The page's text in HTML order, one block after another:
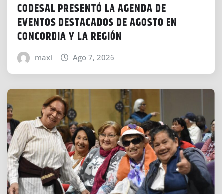
CODESAL PRESENTÓ LA AGENDA DE
EVENTOS DESTACADOS DE AGOSTO EN
CONCORDIA Y LA REGIÓN
maxi Ago 7, 2026